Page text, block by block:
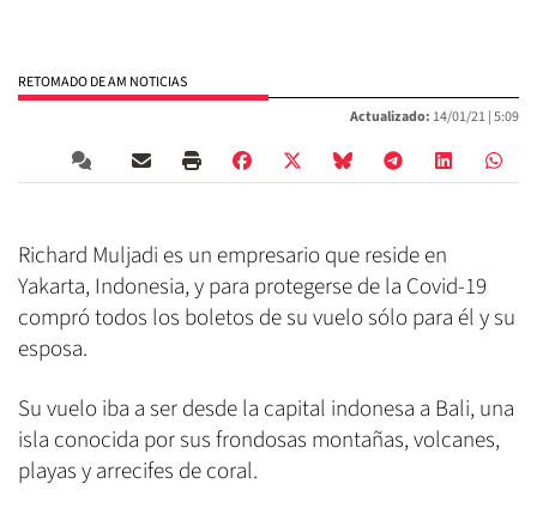
RETOMADO DE AM NOTICIAS
Actualizado: 14/01/21 |5:09
Richard Muljadi es un empresario que reside en
Yakarta, Indonesia, y para protegerse de la Covid-19
compró todos los boletos de su vuelo sólo para él y su
esposa.
Su vuelo iba a ser desde la capital indonesa a Bali, una
isla conocida por sus frondosas montañas, volcanes,
playas y arrecifes de coral.